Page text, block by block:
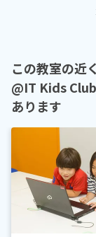
この教室の近
@IT Kids
あります